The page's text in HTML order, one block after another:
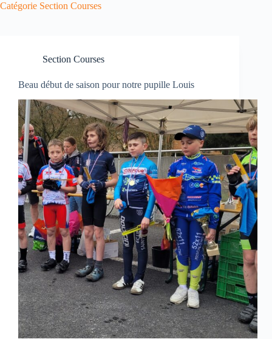
Catégorie Section Courses
Section Courses
Beau début de saison pour notre pupille Louis